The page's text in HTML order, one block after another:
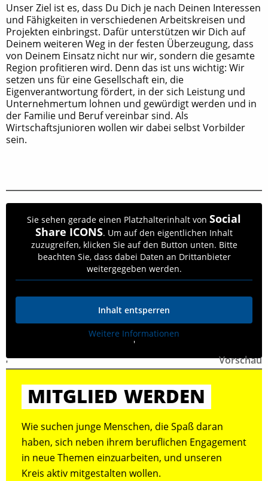
Unser Ziel ist es, dass Du Dich je nach Deinen Interessen
und Fähigkeiten in verschiedenen Arbeitskreisen und
Projekten einbringst. Dafür unterstützen wir Dich auf
Deinem weiteren Weg in der festen Überzeugung, dass
von Deinem Einsatz nicht nur wir, sondern die gesamte
Region profitieren wird. Denn das ist uns wichtig: Wir
setzen uns für eine Gesellschaft ein, die
Eigenverantwortung fördert, in der sich Leistung und
Unternehmertum lohnen und gewürdigt werden und in
der Familie und Beruf vereinbar sind. Als
Wirtschaftsjunioren wollen wir dabei selbst Vorbilder
sein.
Sie sehen gerade einen Platzhalterinhalt von Social
Share ICONS. Um auf den eigentlichen Inhalt
zuzugreifen, klicken Sie auf den Button unten. Bitte
beachten Sie, dass dabei Daten an Drittanbieter
weitergegeben werden.
Inhalt entsperren
Weitere Informationen
'
'
Vorschau
MITGLIED WERDEN
Wie suchen junge Menschen, die Spaß daran
haben, sich neben ihrem beruflichen Engagement
in neue Themen einzuarbeiten, und unseren
Kreis aktiv mitgestalten wollen.